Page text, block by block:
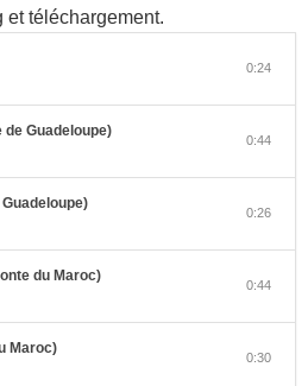
et téléchargement.
0:24
de Guadeloupe)
0:44
0:26
du Maroc)
0:44
Maroc)
0:30